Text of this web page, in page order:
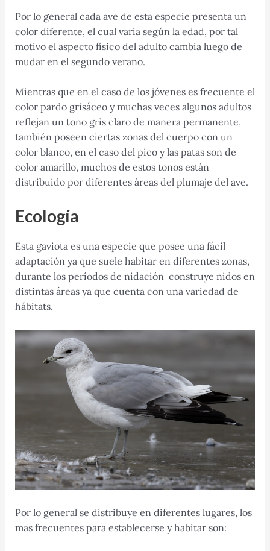
Por lo general cada ave de esta especie presenta un
color diferente, el cual varia según la edad, por tal
motivo el aspecto físico del adulto cambia luego de
mudar en el segundo verano.
Mientras que en el caso de los jóvenes es frecuente el
color pardo grisáceo y muchas veces algunos adultos
reflejan un tono gris claro de manera permanente,
también poseen ciertas zonas del cuerpo con un
color blanco, en el caso del pico y las patas son de
color amarillo, muchos de estos tonos están
distribuido por diferentes áreas del plumaje del ave.
Ecología
Esta gaviota es una especie que posee una fácil
adaptación ya que suele habitar en diferentes zonas,
durante los períodos de nidación construye nidos en
distintas áreas ya que cuenta con una variedad de
hábitats.
Por lo general se distribuye en diferentes lugares, los
mas frecuentes para establecerse y habitar son: